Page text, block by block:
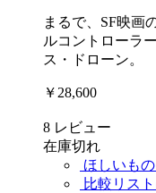
まるで、SF映画
ルコントローラ
ス・ドローン。
￥28,600
8 レビュー
在庫切れ
ほしいも
比較リス